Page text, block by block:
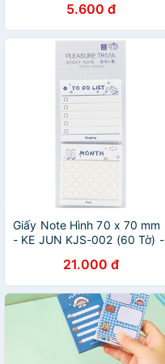
5.600 đ
Giấy Note Hình 70 x 70 mm
- KE JUN KJS-002 (60 Tờ) -
Xanh Nhạt21.000 đ